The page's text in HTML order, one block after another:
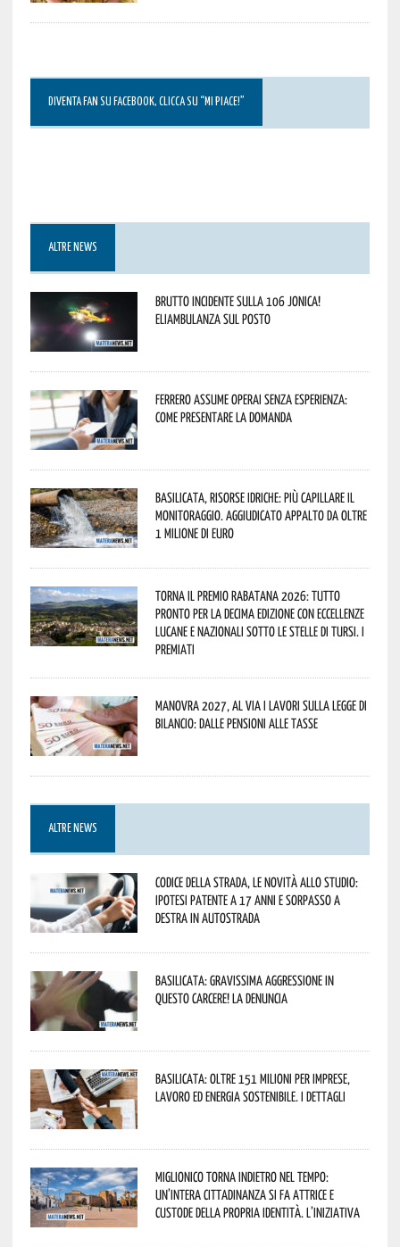
DIVENTA FAN SU FACEBOOK, CLICCA SU “MI PIACE!”
ALTRE NEWS
Brutto incidente sulla 106 Jonica!
Eliambulanza sul posto
Ferrero assume operai senza esperienza:
come presentare la domanda
Basilicata, Risorse idriche: più capillare il
monitoraggio. Aggiudicato appalto da oltre
1 milione di euro
Torna il Premio Rabatana 2026: tutto
pronto per la decima edizione con eccellenze
lucane e nazionali sotto le stelle di Tursi. I
premiati
Manovra 2027, al via i lavori sulla Legge di
Bilancio: dalle pensioni alle tasse
ALTRE NEWS
Codice della strada, le novità allo studio:
ipotesi patente a 17 anni e sorpasso a
destra in autostrada
Basilicata: gravissima aggressione in
questo Carcere! La denuncia
Basilicata: oltre 151 milioni per imprese,
lavoro ed energia sostenibile. I dettagli
Miglionico torna indietro nel tempo:
un’intera cittadinanza si fa attrice e
custode della propria identità. L’iniziativa